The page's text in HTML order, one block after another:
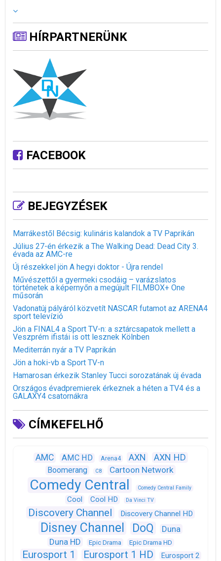
HÍRPARTNERÜNK
FACEBOOK
BEJEGYZÉSEK
Marrákestől Bécsig: kulináris kalandok a TV Paprikán
Július 27-én érkezik a The Walking Dead: Dead City 3.
évada az AMC-re
Új részekkel jön A hegyi doktor - Újra rendel
Művészettől a gyermeki csodáig – varázslatos
történetek a képernyőn a megújult FILMBOX+ One
műsorán
Vadonatúj pályáról közvetít NASCAR futamot az ARENA4
sport televízió
Jön a FINAL4 a Sport TV-n: a sztárcsapatok mellett a
Veszprém ifistái is ott lesznek Kölnben
Mediterrán nyár a TV Paprikán
Jön a hoki-vb a Sport TV-n
Hamarosan érkezik Stanley Tucci sorozatának új évada
Országos évadpremierek érkeznek a héten a TV4 és a
GALAXY4 csatornákra
CÍMKEFELHŐ
AMC AMC HD Arena4 AXN AXN HD
Boomerang C8 Cartoon Network
Comedy Central Comedy Central Family
Cool Cool HD Da Vinci TV
Discovery Channel Discovery Channel HD
Disney Channel DoQ
Duna
Duna HD
Epic Drama Epic Drama HD
Eurosport 1 Eurosport 1 HD
Eurosport 2